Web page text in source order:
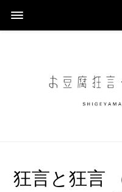
狂言と狂言